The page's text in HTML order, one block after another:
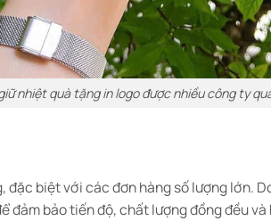
nhiệt quà tặng in logo được nhiều công ty
đặc biệt với các đơn hàng số lượng lớn.
đảm bảo tiến độ, chất lượng đồng đều